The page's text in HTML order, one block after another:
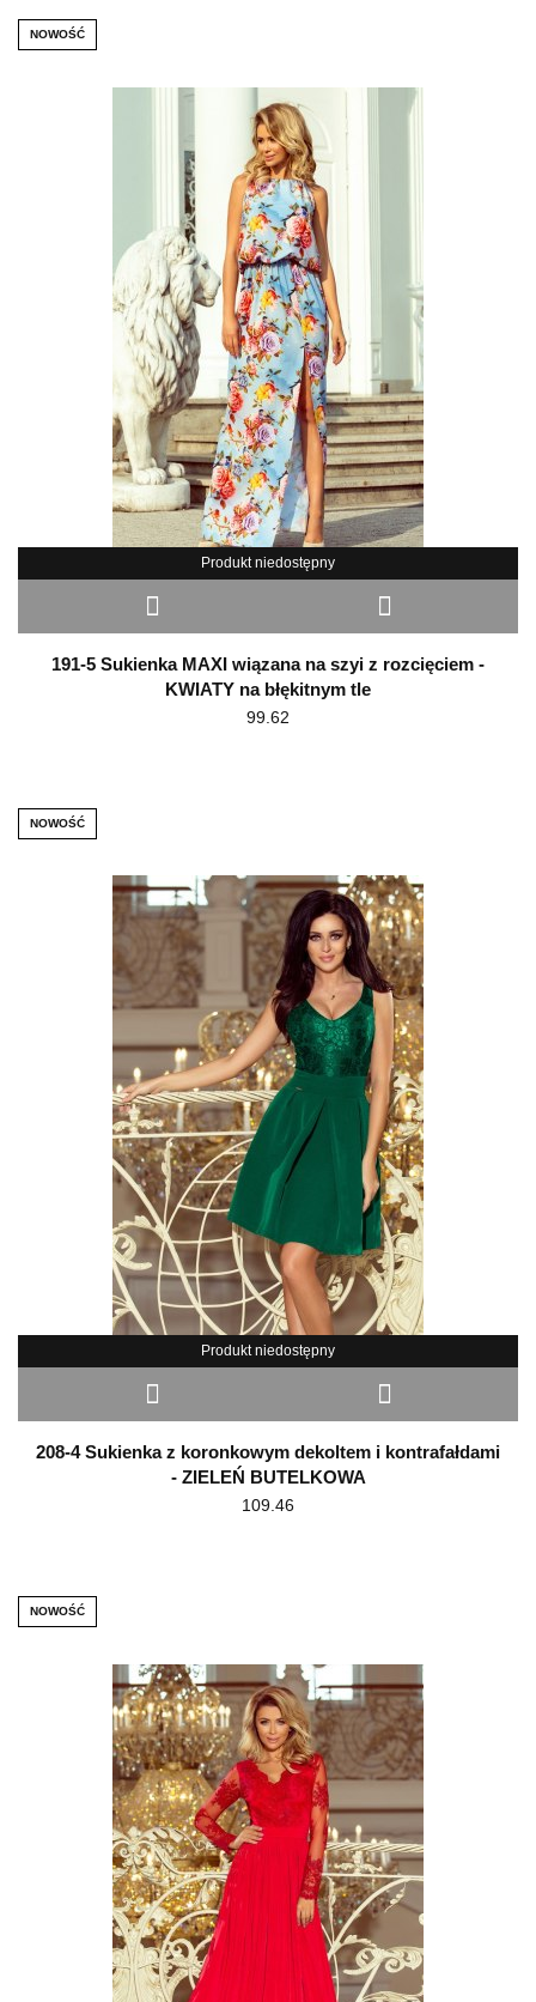
NOWOŚĆ
Produkt niedostępny
191-5 Sukienka MAXI wiązana na szyi z rozcięciem -
KWIATY na błękitnym tle
99.62
NOWOŚĆ
Produkt niedostępny
208-4 Sukienka z koronkowym dekoltem i kontrafałdami
- ZIELEŃ BUTELKOWA
109.46
NOWOŚĆ